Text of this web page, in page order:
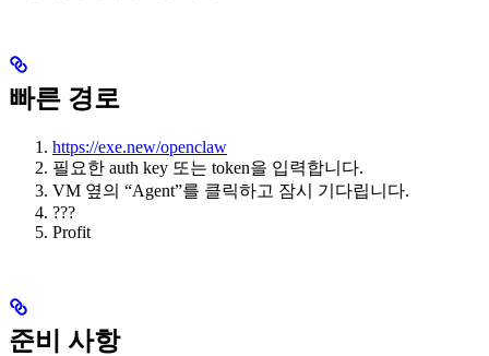
빠른 경로
https://exe.new/openclaw
필요한 auth key 또는 token을 입력합니다.
VM 옆의 “Agent”를 클릭하고 잠시 기다립니다.
???
Profit
준비 사항